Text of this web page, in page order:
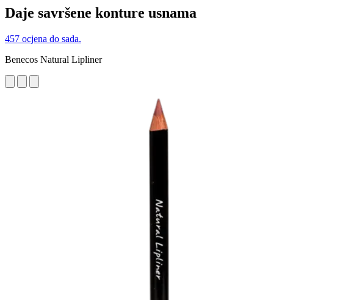
Daje savršene konture usnama
457 ocjena do sada.
Benecos Natural Lipliner